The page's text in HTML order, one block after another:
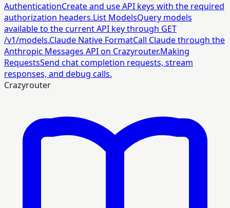
AuthenticationCreate and use API keys with the required
authorization headers.List ModelsQuery models
available to the current API key through GET
/v1/models.Claude Native FormatCall Claude through the
Anthropic Messages API on Crazyrouter.Making
RequestsSend chat completion requests, stream
responses, and debug calls.
Crazyrouter